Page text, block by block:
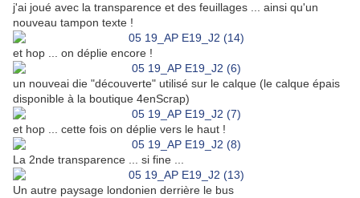
j'ai joué avec la transparence et des feuillages ... ainsi qu'un
nouveau tampon texte !
et hop ... on déplie encore !
un nouveai die "découverte" utilisé sur le calque (le calque épais
disponible à la boutique 4enScrap)
et hop ... cette fois on déplie vers le haut !
La 2nde transparence ... si fine ...
Un autre paysage londonien derrière le bus